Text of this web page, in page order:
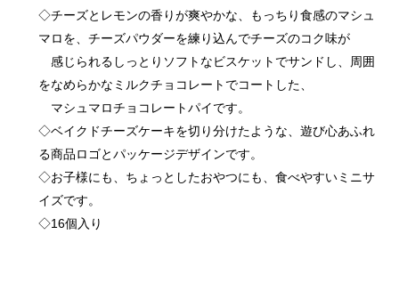
◇チーズとレモンの香りが爽やかな、もっちり食感のマシュ
マロを、チーズパウダーを練り込んでチーズのコク味が
感じられるしっとりソフトなビスケットでサンドし、周囲
をなめらかなミルクチョコレートでコートした、
マシュマロチョコレートパイです。
◇ベイクドチーズケーキを切り分けたような、遊び心あふれ
る商品ロゴとパッケージデザインです。
◇お子様にも、ちょっとしたおやつにも、食べやすいミニサ
イズです。
◇16個入り